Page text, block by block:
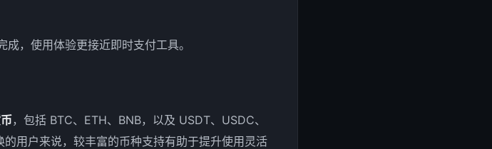
，使用体验更接近即时支付工具。
，包括 BTC、ETH、BNB，以及 USDT、USDC、
用户来说，较丰富的币种支持有助于提升使用灵活